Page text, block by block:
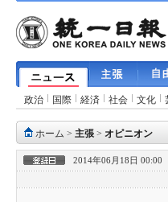
政治 国際 経済 社会 文化
ホーム > 主張> オピニオン
2014年06月18日 00:00